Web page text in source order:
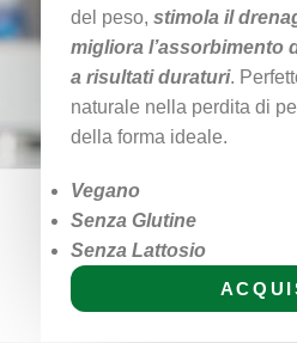
del peso,stimola il
migliora l’assorbimento
a risultati duraturi.
naturale nella perdita di
della forma ideale.
Vegano
Senza Glutine
Senza Lattosio